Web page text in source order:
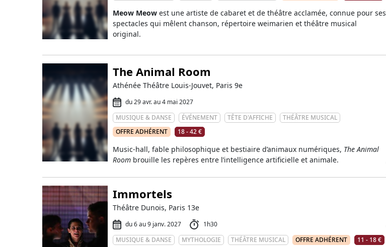
Meow Meow est une artiste de cabaret et de théâtre acclamée, connue pour ses
spectacles qui mêlent chanson, répertoire weimarien et théâtre musical
original.
The Animal Room
Athénée Théâtre Louis-Jouvet, Paris 9e
du 29 avr. au 4 mai 2027
MUSIQUE & DANSE
ÉVÉNEMENT TÊTE D'AFFICHE
THÉÂTRE MUSICAL
OFFRE ADHÉRENT
18 - 42 €
Music-hall, fable philosophique et bestiaire d’animaux numériques, The Animal
Room brouille les repères entre l’intelligence artificielle et animale.
Immortels
Théâtre Dunois, Paris 13e
du 6 au 9 janv. 2027
1h30
MUSIQUE & DANSE
MYTHOLOGIE THÉÂTRE MUSICAL OFFRE ADHÉRENT 11 - 18 €